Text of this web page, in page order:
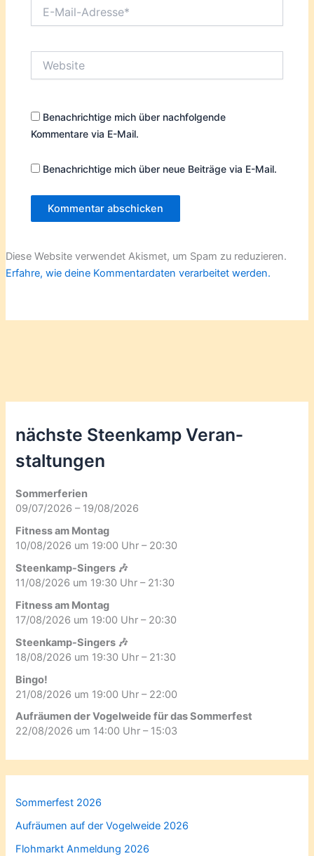
Mail-
Benachrichtige mich über nachfolgende
Kommentare via E-Mail.
Benachrichtige mich über neue Beiträge via E-Mail.
Diese Website verwendet Akismet, um Spam zu reduzieren.
Erfahre, wie deine Kommentardaten verarbeitet werden.
nächste Steenkamp Veran­
staltungen
Sommerferien
09/07/2026 – 19/08/2026
Fitness am Montag
10/08/2026 um 19:00 Uhr – 20:30
Steenkamp-Singers 🎶
11/08/2026 um 19:30 Uhr – 21:30
Fitness am Montag
17/08/2026 um 19:00 Uhr – 20:30
Steenkamp-Singers 🎶
18/08/2026 um 19:30 Uhr – 21:30
Bingo!
21/08/2026 um 19:00 Uhr – 22:00
Aufräumen der Vogelweide für das Sommerfest
22/08/2026 um 14:00 Uhr – 15:03
Sommerfest 2026
Aufräumen auf der Vogelweide 2026
Flohmarkt Anmeldung 2026